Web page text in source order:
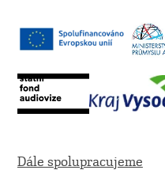
Dále spolupracujeme